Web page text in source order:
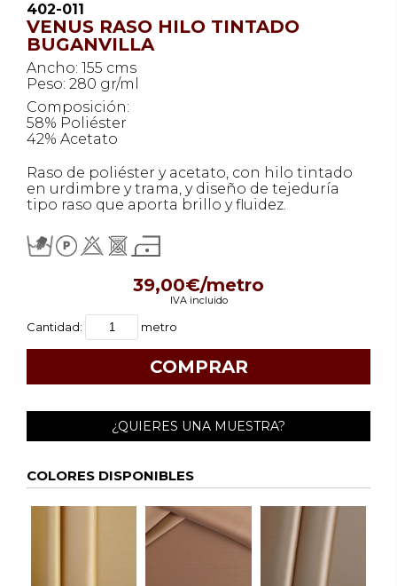
402-011
VENUS RASO HILO TINTADO
BUGANVILLA
Ancho: 155 cms
Peso: 280 gr/ml
Composición:
58% Poliéster
42% Acetato
Raso de poliéster y acetato, con hilo tintado
en urdimbre y trama, y diseño de tejeduría
tipo raso que aporta brillo y fluidez.
39,00€/metro
IVA incluido
Cantidad: metro
¿QUIERES UNA MUESTRA?
COLORES DISPONIBLES